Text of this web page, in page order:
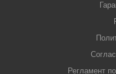
Регламент